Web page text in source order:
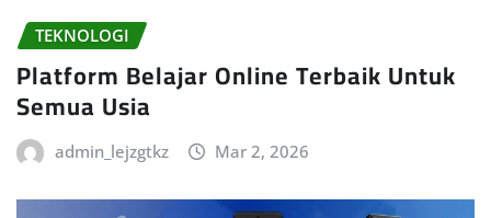
TEKNOLOGI
Platform Belajar Online Terbaik Untuk
Semua Usia
admin_lejzgtkz Mar 2, 2026